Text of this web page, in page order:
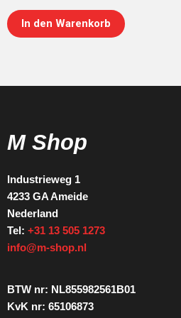
In den Warenkorb
M Shop
Industrieweg 1
4233 GA Ameide
Nederland
Tel: +31 13 505 1273
info@m-shop.nl
BTW nr: NL855982561B01
KvK nr: 65106873